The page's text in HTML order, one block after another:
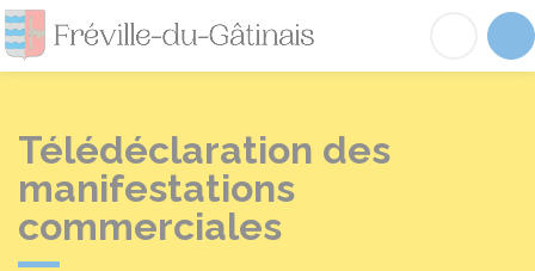
Fréville-du-
Télédéclaration des
manifestations
commerciales